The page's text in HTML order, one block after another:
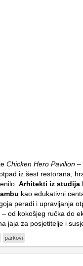
Chicken Hero Pavilion –
iz šest restorana,
Arhitekti iz studija
kao edukativni
peradi i upravljanja
od kokošjeg ručka do
jaja za posjetitelje i
parkovi